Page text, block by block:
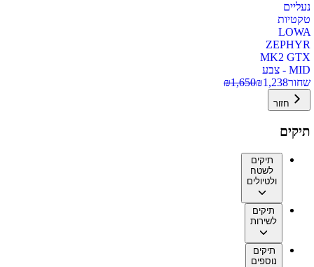
נעליים
טקטיות
LOWA
ZEPHYR
MK2 GTX
MID - צבע
שחור
₪1,238
₪1,650
חזור
תיקים
תיקים
לשטח
ולטיולים
תיקים
לשירות
תיקים
נוספים